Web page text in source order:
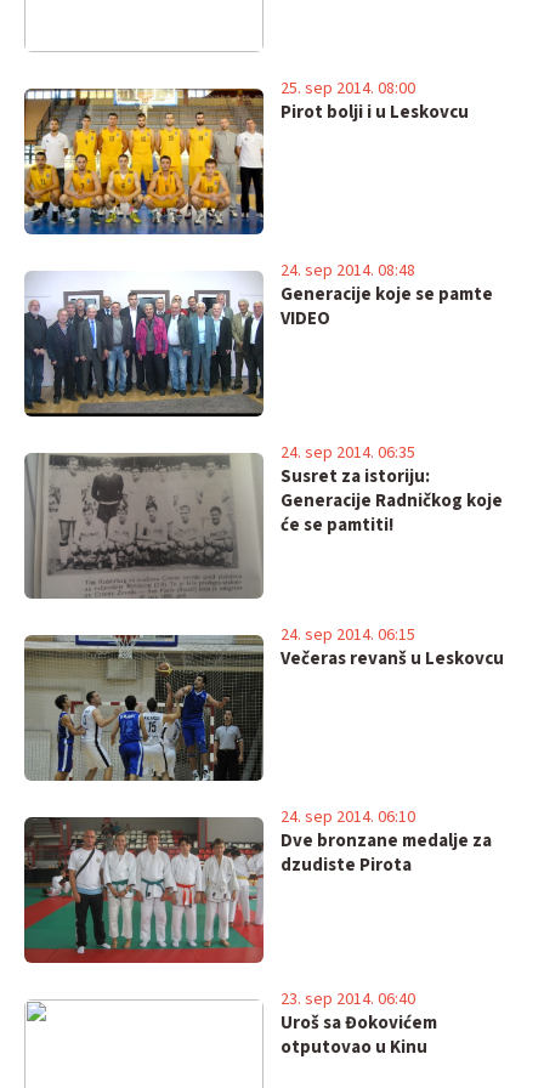
Pirot bolji i u Leskovcu
25. sep 2014. 08:00
Generacije koje se pamte
VIDEO
24. sep 2014. 08:48
Susret za istoriju:
Generacije Radničkog koje
će se pamtiti!
24. sep 2014. 06:35
Večeras revanš u Leskovcu
24. sep 2014. 06:15
Dve bronzane medalje za
dzudiste Pirota
24. sep 2014. 06:10
Uroš sa Đokovićem
otputovao u Kinu
23. sep 2014. 06:40